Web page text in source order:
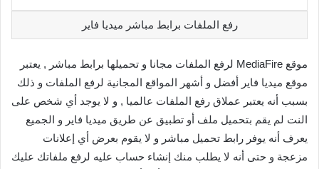
رفع الملفات برابط مباشر ميديا فاير
موقع MediaFire لرفع الملفات مجانا و تحميلها برابط مباشر , يعتبر
موقع ميديا فاير أفضل و أشهر المواقع المجانية لرفع الملفات و ذلك
بسبب أنه يعتبر عملاق رفع الملفات عالميا , و لا يوجد أي شخص على
النت لم يقم بتحميل ملف أو تطبيق عن طريق ميديا فاير و الجميع
يعرف أنه يوفر رابط تحميل مباشر و لا يقوم بعرض أي إعلانات
مزعجة و حتى أنه لا يطلب منك إنشاء حساب عليه لرفع ملفاتك عليك